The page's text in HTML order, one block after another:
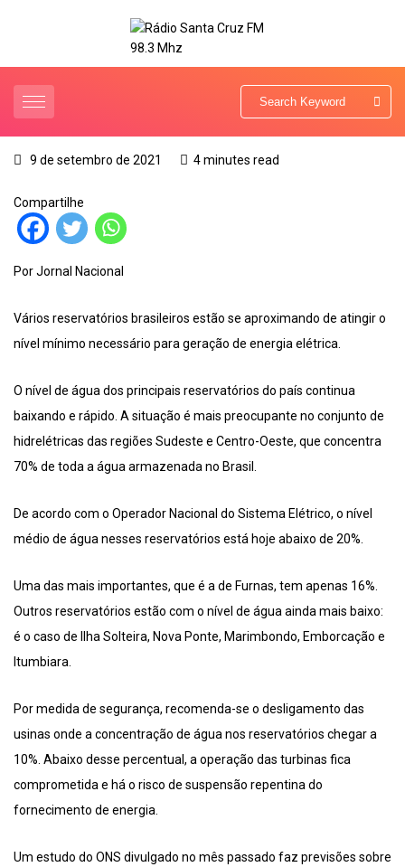
9 de setembro de 2021 4 minutes read
Compartilhe
Por Jornal Nacional
Vários reservatórios brasileiros estão se aproximando de atingir o
nível mínimo necessário para geração de energia elétrica.
O nível de água dos principais reservatórios do país continua
baixando e rápido. A situação é mais preocupante no conjunto de
hidrelétricas das regiões Sudeste e Centro-Oeste, que concentra
70% de toda a água armazenada no Brasil.
De acordo com o Operador Nacional do Sistema Elétrico, o nível
médio de água nesses reservatórios está hoje abaixo de 20%.
Uma das mais importantes, que é a de Furnas, tem apenas 16%.
Outros reservatórios estão com o nível de água ainda mais baixo:
é o caso de Ilha Solteira, Nova Ponte, Marimbondo, Emborcação e
Itumbiara.
Por medida de segurança, recomenda-se o desligamento das
usinas onde a concentração de água nos reservatórios chegar a
10%. Abaixo desse percentual, a operação das turbinas fica
comprometida e há o risco de suspensão repentina do
fornecimento de energia.
Um estudo do ONS divulgado no mês passado faz previsões sobre